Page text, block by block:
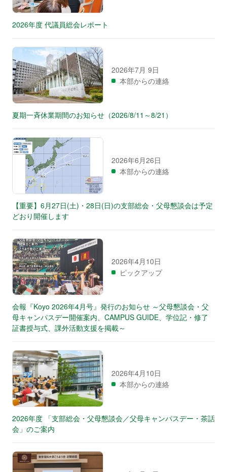
2026年度 代議員総会レポート
2026年7月 9日
本部からの連絡
夏期一斉休業期間のお知らせ（2026/8/11～8/21）
2026年6月26日
本部からの連絡
【重要】6月27日(土)・28日(日)の支部総会・父母懇談会は予定
どおり開催します
2026年4月10日
ピックアップ
会報『Koyo 2026年4月号』発行のお知らせ ～父母懇談会・父
母キャンパスデー開催案内、CAMPUS GUIDE、学位記・修了
証書授与式、課外活動支援を掲載～
2026年4月10日
本部からの連絡
2026年度 「支部総会・父母懇談会／父母キャンパスデー・茶話
会」のご案内